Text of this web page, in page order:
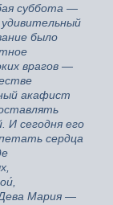
суббота —
было
врагов —
акафист
И сегодня его
сердца
Мария —